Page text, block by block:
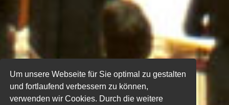
Um unsere Webseite für Sie optimal zu gestalten
und fortlaufend verbessern zu können,
verwenden wir Cookies. Durch die weitere